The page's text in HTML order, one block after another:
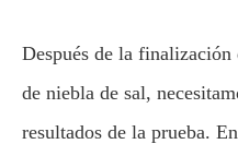
Después de la
de niebla de sal,
resultados de la prueba.